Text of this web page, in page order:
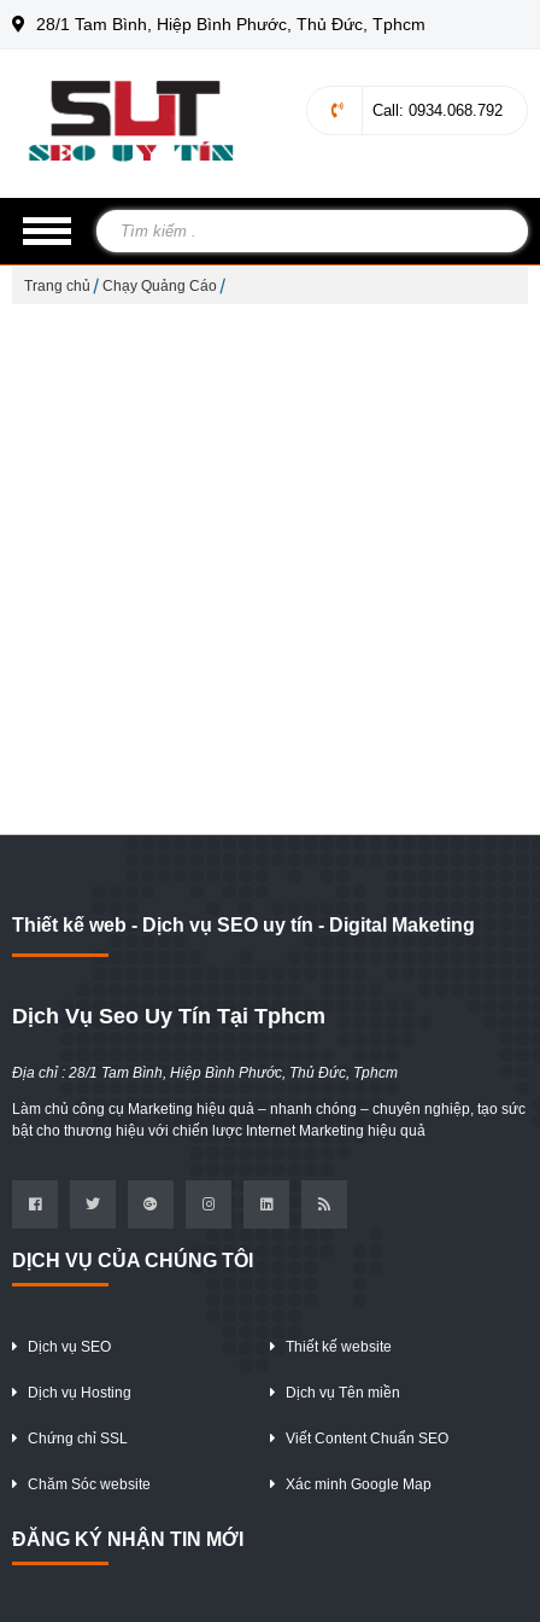
Trang chủ Chạy Quảng Cáo
28/1 Tam Bình, Hiệp Bình Phước, Thủ Đức, Tphcm
Call : 0934.068.792
Thiết kế web - Dịch vụ SEO uy tín - Digital Maketing
Dịch Vụ Seo Uy Tín Tại Tphcm
Địa chỉ : 28/1 Tam Bình, Hiệp Bình Phước, Thủ Đức, Tphcm
Làm chủ công cụ Marketing hiệu quả – nhanh chóng – chuyên nghiệp, tạo sức
bật cho thương hiệu với chiến lược Internet Marketing hiệu quả
DỊCH VỤ CỦA CHÚNG TÔI
Dịch vụ SEO Thiết kế website
Dịch vụ Hosting Dịch vụ Tên miền
Chứng chỉ SSL Viết Content Chuẩn SEO
Chăm Sóc website Xác minh Google Map
ĐĂNG KÝ NHẬN TIN MỚI